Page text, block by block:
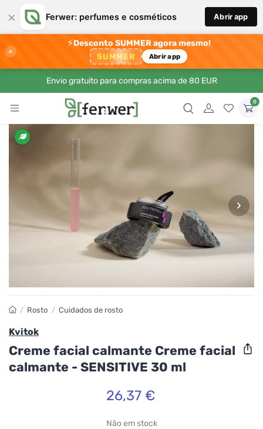
× Ferwer: perfumes e cosméticos Abrir app
×
⚡Desconto SUMMER agora mesmo!
SUMMER Abrir app
Envio gratuito para compras acima de 80 EUR
0
›
/ Rosto / Cuidados de rosto
Kvitok
Creme facial calmante Creme facial
calmante - SENSITIVE 30 ml
26,37 €
Não em stock